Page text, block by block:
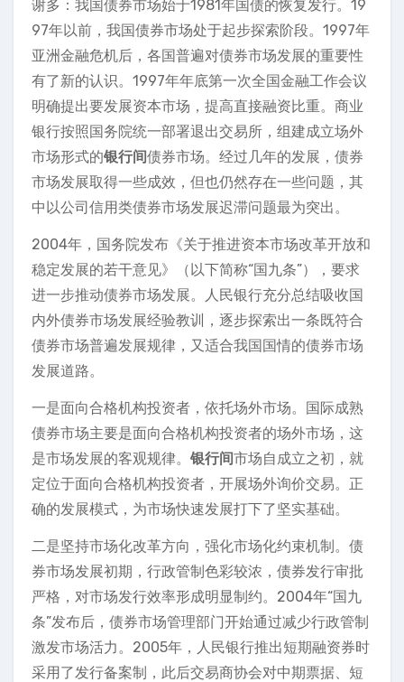
谢多：我国债券市场始于1981年国债的恢复发行。19
97年以前，我国债券市场处于起步探索阶段。1997年
亚洲金融危机后，各国普遍对债券市场发展的重要性
有了新的认识。1997年年底第一次全国金融工作会议
明确提出要发展资本市场，提高直接融资比重。商业
银行按照国务院统一部署退出交易所，组建成立场外
市场形式的银行间债券市场。经过几年的发展，债券
市场发展取得一些成效，但也仍然存在一些问题，其
中以公司信用类债券市场发展迟滞问题最为突出。
2004年，国务院发布《关于推进资本市场改革开放和
稳定发展的若干意见》（以下简称“国九条”），要求
进一步推动债券市场发展。人民银行充分总结吸收国
内外债券市场发展经验教训，逐步探索出一条既符合
债券市场普遍发展规律，又适合我国国情的债券市场
发展道路。
一是面向合格机构投资者，依托场外市场。国际成熟
债券市场主要是面向合格机构投资者的场外市场，这
是市场发展的客观规律。 银行间市场自成立之初，就
定位于面向合格机构投资者，开展场外询价交易。正
确的发展模式，为市场快速发展打下了坚实基础。
二是坚持市场化改革方向，强化市场化约束机制。债
券市场发展初期，行政管制色彩较浓，债券发行审批
严格，对市场发行效率形成明显制约。2004年“国九
条”发布后，债券市场管理部门开始通过减少行政管制
激发市场活力。2005年，人民银行推出短期融资券时
采用了发行备案制，此后交易商协会对中期票据、短